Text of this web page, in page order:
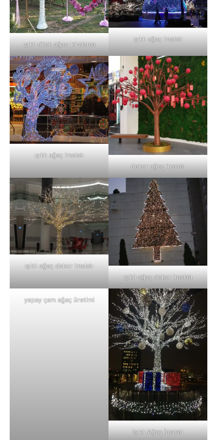
ışıklı dilek ağacı kiralama
ışıklı ağaç imalatı
ışıklı ağaç imalatı
dekor ağaç imalatı
ışıklı ağaç dekor imalatı
ışıklı ağaç dekor imalatı
yapay çam ağaç üretimi
Işıklı Ağaç İmalatı